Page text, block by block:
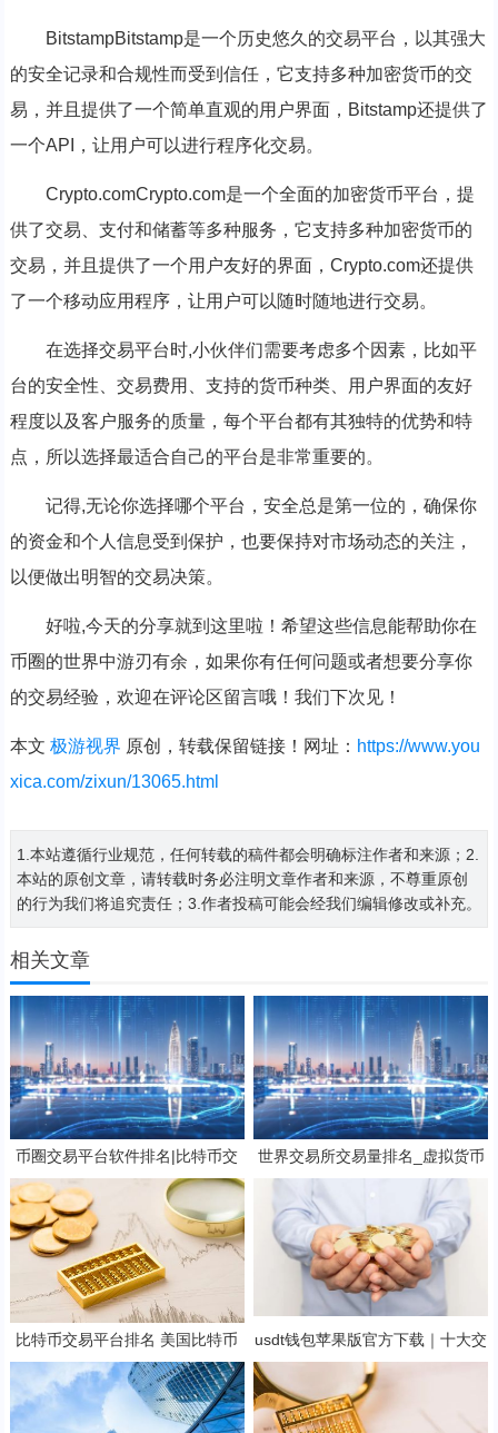
BitstampBitstamp是一个历史悠久的交易平台，以其强大
的安全记录和合规性而受到信任，它支持多种加密货币的交
易，并且提供了一个简单直观的用户界面，Bitstamp还提供了
一个API，让用户可以进行程序化交易。
Crypto.comCrypto.com是一个全面的加密货币平台，提
供了交易、支付和储蓄等多种服务，它支持多种加密货币的
交易，并且提供了一个用户友好的界面，Crypto.com还提供
了一个移动应用程序，让用户可以随时随地进行交易。
在选择交易平台时,小伙伴们需要考虑多个因素，比如平
台的安全性、交易费用、支持的货币种类、用户界面的友好
程度以及客户服务的质量，每个平台都有其独特的优势和特
点，所以选择最适合自己的平台是非常重要的。
记得,无论你选择哪个平台，安全总是第一位的，确保你
的资金和个人信息受到保护，也要保持对市场动态的关注，
以便做出明智的交易决策。
好啦,今天的分享就到这里啦！希望这些信息能帮助你在
币圈的世界中游刃有余，如果你有任何问题或者想要分享你
的交易经验，欢迎在评论区留言哦！我们下次见！
本文 极游视界 原创，转载保留链接！网址： https://www.you
xica.com/zixun/13065.html
1.本站遵循行业规范，任何转载的稿件都会明确标注作者和来源；2.
本站的原创文章，请转载时务必注明文章作者和来源，不尊重原创
的行为我们将追究责任；3.作者投稿可能会经我们编辑修改或补充。
相关文章
币圈交易平台软件排名|比特币交
易平台软件排名
世界交易所交易量排名_虚拟货币
交易所最好用_买币软件排行榜
比特币交易平台排名 美国比特币
交易平台
usdt钱包苹果版官方下载｜十大交
易所app下载v2.50.3